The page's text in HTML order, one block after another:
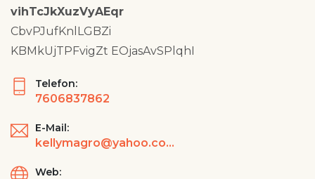
vihTcJkXuzVyAEqr
CbvPJufKnlLGBZi
KBMkUjTPFvigZt EOjasAvSPlqhI
Telefon:
7606837862
E-Mail:
kellymagro@yahoo.com
Web: